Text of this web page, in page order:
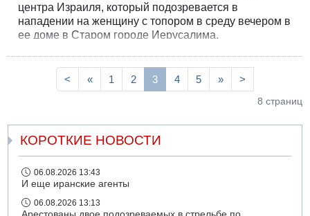
центра Израиля, который подозревается в
нападении на женщину с топором в среду вечером в
ее доме в Старом городе Иерусалима.
< « 1 2 3 4 5 » >
8 страниц
КОРОТКИЕ НОВОСТИ
06.08.2026 13:43
И еще иранские агенты
06.08.2026 13:13